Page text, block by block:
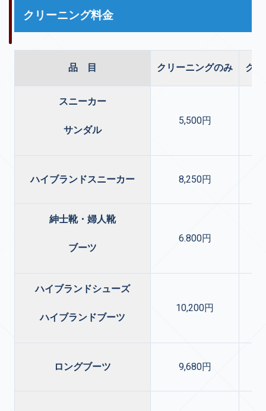
クリーニング料金
品 目 クリーニングのみ ク
スニーカー
サンダル
5,500円
ハイブランドスニーカー 8,250円
紳士靴・婦人靴
ブーツ
6.800円
ハイブランドシューズ
ハイブランドブーツ
10,200円
ロングブーツ 9,680円